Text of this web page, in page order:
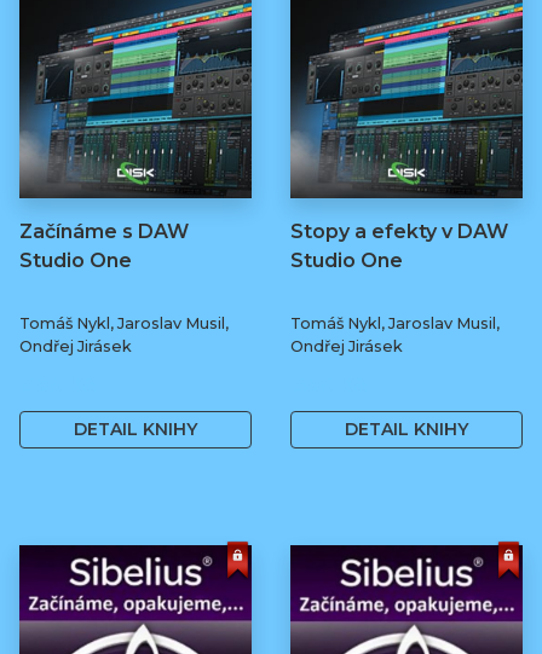
Začínáme s DAW
Studio One
Tomáš Nykl, Jaroslav Musil,
Ondřej Jirásek
DETAIL KNIHY
Stopy a efekty v DAW
Studio One
Tomáš Nykl, Jaroslav Musil,
Ondřej Jirásek
DETAIL KNIHY